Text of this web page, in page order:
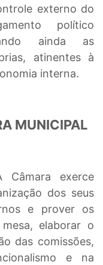
externo do
político
ainda as
atinentes à
interna.
MUNICIPAL
Câmara exerce
dos seus
e prover os
elaborar o
das comissões,
e na